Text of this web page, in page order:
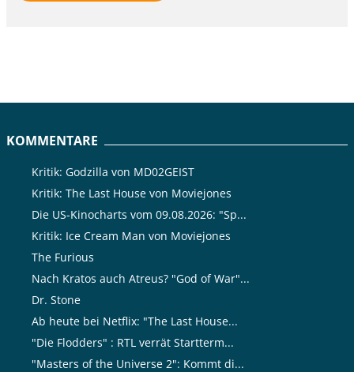
KOMMENTARE
Kritik: Godzilla von MD02GEIST
Kritik: The Last House von Moviejones
Die US-Kinocharts vom 09.08.2026: "Sp...
Kritik: Ice Cream Man von Moviejones
The Furious
Nach Kratos auch Atreus? "God of War"...
Dr. Stone
Ab heute bei Netflix: "The Last House...
"Die Flodders" : RTL verrät Startterm...
"Masters of the Universe 2": Kommt di...